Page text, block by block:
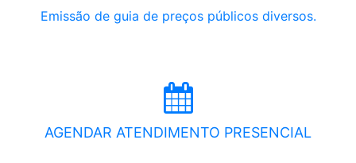
Emissão de guia de preços públicos diversos.
AGENDAR ATENDIMENTO PRESENCIAL